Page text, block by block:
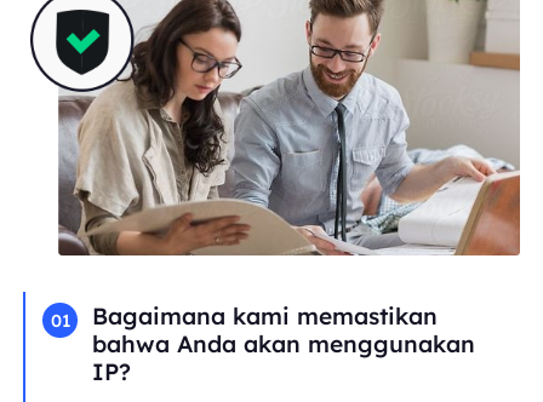
01
Bagaimana kami memastikan
bahwa Anda akan menggunakan
IP?